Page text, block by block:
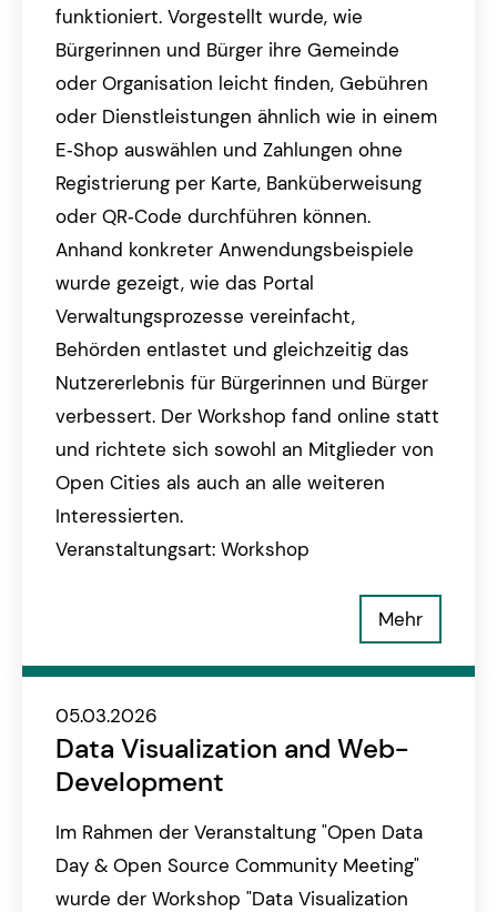
funktioniert. Vorgestellt wurde, wie
Bürgerinnen und Bürger ihre Gemeinde
oder Organisation leicht finden, Gebühren
oder Dienstleistungen ähnlich wie in einem
E‑Shop auswählen und Zahlungen ohne
Registrierung per Karte, Banküberweisung
oder QR‑Code durchführen können.
Anhand konkreter Anwendungsbeispiele
wurde gezeigt, wie das Portal
Verwaltungsprozesse vereinfacht,
Behörden entlastet und gleichzeitig das
Nutzererlebnis für Bürgerinnen und Bürger
verbessert. Der Workshop fand online statt
und richtete sich sowohl an Mitglieder von
Open Cities als auch an alle weiteren
Interessierten.
Veranstaltungsart: Workshop
Mehr
05.03.2026
Data Visualization and Web-
Development
Im Rahmen der Veranstaltung "Open Data
Day & Open Source Community Meeting"
wurde der Workshop "Data Visualization